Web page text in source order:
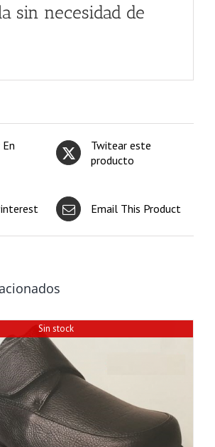
sin necesidad de
Twitear este
producto
Email This Product
Sin stock